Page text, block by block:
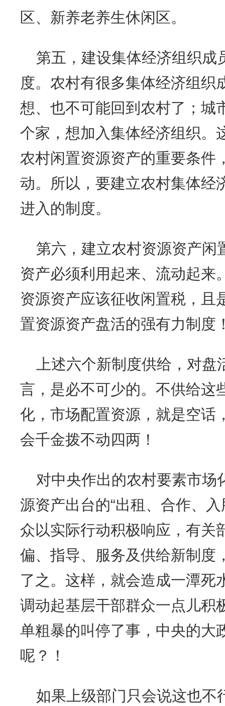
区、新养老养生休闲区。
第五，建设集体经济组织成
度。农村有很多集体经济组织
想、也不可能回到农村了；城
个家，想加入集体经济组织。
农村闲置资源资产的重要条件
动。所以，要建立农村集体经
进入的制度。
第六，建立农村资源资产闲
资产必须利用起来、流动起来
资源资产应该征收闲置税，且
置资源资产盘活的强有力制度
上述六个新制度供给，对
言，是必不可少的。不供给这
化，市场配置资源，就是空话
会千金拨不动四两！
对中央作出的农村要素市场
源资产出台的“出租、合作、
众以实际行动积极响应，有关
偏、指导、服务及供给新制度
了之。这样，就会造成一潭死
调动起基层干部群众一点儿积
单粗暴的叫停了事，中央的大
呢？！
如果上级部门只会说这也不